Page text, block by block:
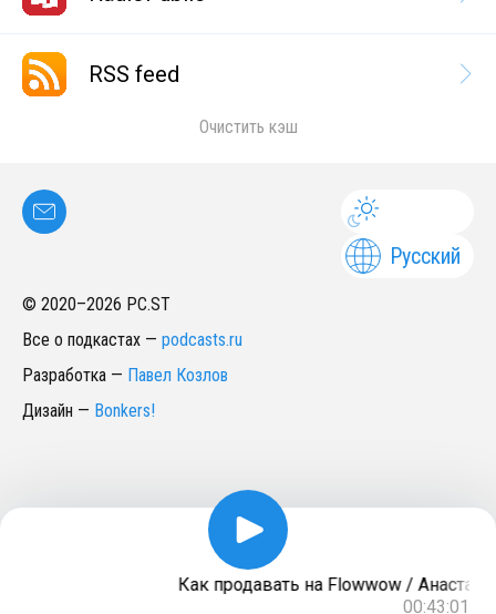
RSS feed
Очистить кэш
Русский
© 2020–2026 PC.ST
Все о подкастах — podcasts.ru
Разработка — Павел Козлов
Дизайн — Bonkers!
Как продавать на Flowwow /
00:43:01